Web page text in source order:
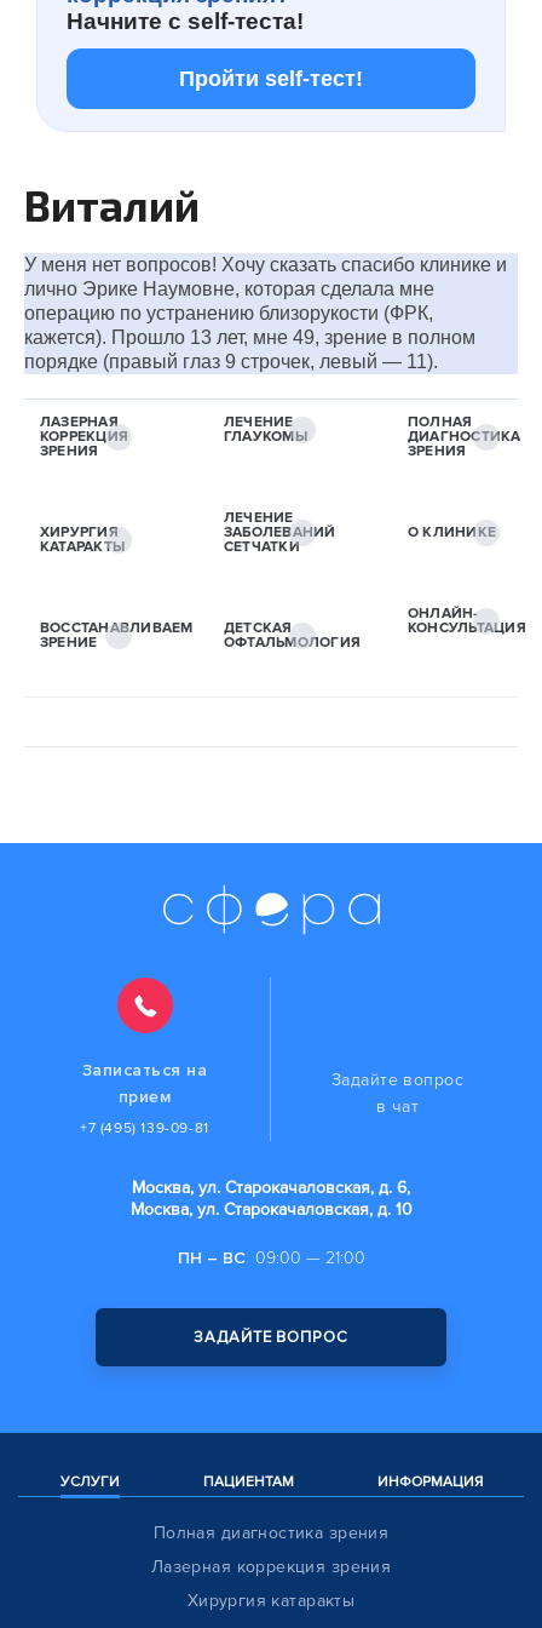
Начните с self-теста!
Пройти self-тест!
Виталий
У меня нет вопросов! Хочу сказать спасибо клинике и
лично Эрике Наумовне, которая сделала мне
операцию по устранению близорукости (ФРК,
кажется). Прошло 13 лет, мне 49, зрение в полном
порядке (правый глаз 9 строчек, левый — 11).
ЛАЗЕРНАЯ
КОРРЕКЦИЯ
ЗРЕНИЯ
ХИРУРГИЯ
КАТАРАКТЫ
ВОССТАНАВЛИВАЕМ
ЗРЕНИЕ
ЛЕЧЕНИЕ
ГЛАУКОМЫ
ЛЕЧЕНИЕ
ЗАБОЛЕВАНИЙ
СЕТЧАТКИ
ДЕТСКАЯ
ОФТАЛЬМОЛОГИЯ
ПОЛНАЯ
ДИАГНОСТИКА
ЗРЕНИЯ
О КЛИНИКЕ
ОНЛАЙН-
КОНСУЛЬТАЦИЯ
Записаться на
прием
+7 (495) 139-09-81
Задайте вопрос
в чат
Москва, ул. Старокачаловская, д. 6,
Москва, ул. Старокачаловская, д. 10
ПН – ВС 09:00 — 21:00
ЗАДАЙТЕ ВОПРОС
УСЛУГИ ПАЦИЕНТАМ ИНФОРМАЦИЯ
Полная диагностика зрения
Лазерная коррекция зрения
Хирургия катаракты